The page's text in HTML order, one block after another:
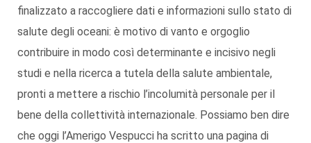
finalizzato a raccogliere dati e informazioni sullo stato di
salute degli oceani: è motivo di vanto e orgoglio
contribuire in modo così determinante e incisivo negli
studi e nella ricerca a tutela della salute ambientale,
pronti a mettere a rischio l’incolumità personale per il
bene della collettività internazionale. Possiamo ben dire
che oggi l’Amerigo Vespucci ha scritto una pagina di